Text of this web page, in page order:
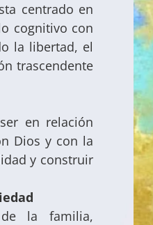
centrado en
cognitivo con
la libertad, el
trascendente
en relación
Dios y con la
y construir
la familia,